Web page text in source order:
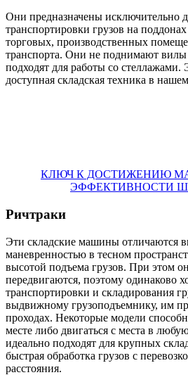
Они предназначены исключительно
транспортировки грузов на
торговых, производственных
транспорта. Они не поднимают
подходят для работы со стеллажами.
доступная складская техника в
КЛЮЧ К ДОСТИЖЕНИЮ
ЭФФЕКТИВНОСТИ
Ричтраки
Эти складские машины отличаются
маневренностью в тесном
высотой подъема грузов. При этом
передвигаются, поэтому одинаково
транспортировки и складирования
выдвижному грузоподъемнику, им
проходах. Некоторые модели
месте либо двигаться с места в
идеально подходят для крупных
быстрая обработка грузов с
расстояния.